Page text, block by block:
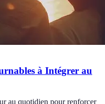
à Intégrer au
au quotidien pour renforcer